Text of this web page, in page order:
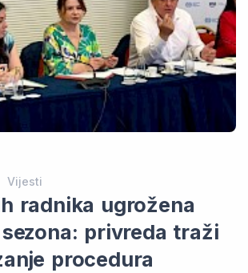
Vijesti
radnika ugrožena
privreda traži
procedura